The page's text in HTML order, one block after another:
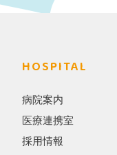
HOSPITAL
病院案内
医療連携室
採用情報